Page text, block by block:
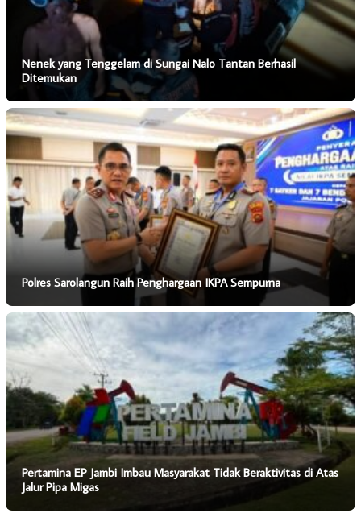
Nenek yang Tenggelam di Sungai Nalo Tantan Berhasil
Ditemukan
Polres Sarolangun Raih Penghargaan IKPA Sempurna
Pertamina EP Jambi Imbau Masyarakat Tidak Beraktivitas di Atas
Jalur Pipa Migas